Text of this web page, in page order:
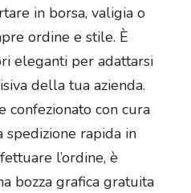
in borsa, valigia o
ordine e stile. È
eleganti per adattarsi
della tua azienda.
confezionato con cura
rapida in
l’ordine, è
bozza grafica gratuita